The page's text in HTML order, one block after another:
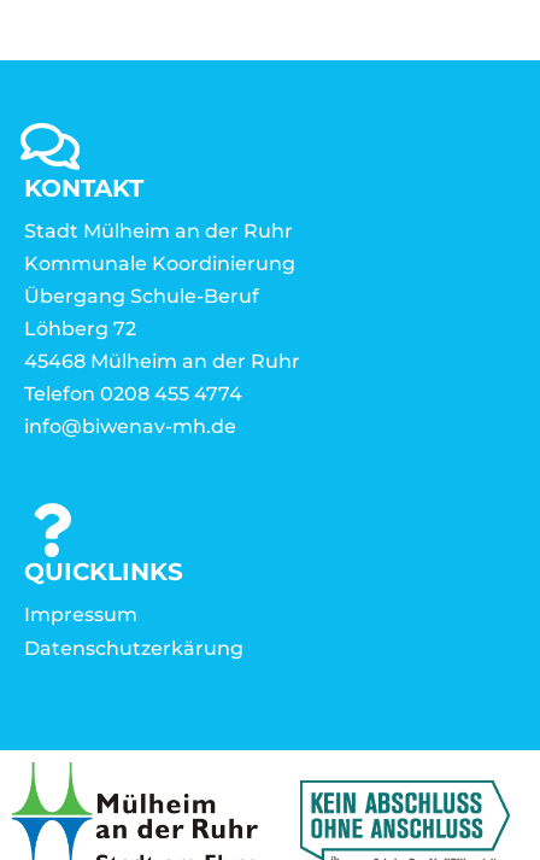
KONTAKT
Stadt Mülheim an der Ruhr
Kommunale Koordinierung
Übergang Schule-Beruf
Löhberg 72
45468 Mülheim an der Ruhr
Telefon 0208 455 4774
info@biwenav-mh.de
QUICKLINKS
Impressum
Datenschutzerkärung